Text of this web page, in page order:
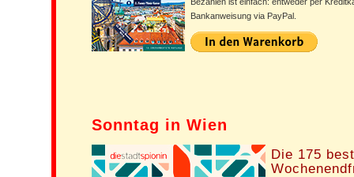
Bankanweisung via PayPal.
Sonntag in Wien
Die 175